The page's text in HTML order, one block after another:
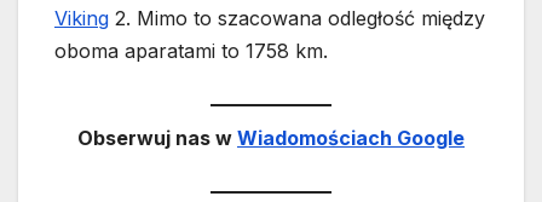
Viking 2. Mimo to szacowana odległość między
oboma aparatami to 1758 km.
Obserwuj nas w Wiadomościach Google